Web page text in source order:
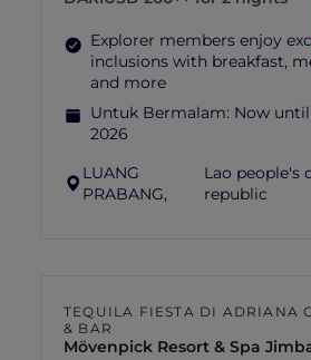
Explorer members enjoy
inclusions with breakfast,
and more
Untuk Bermalam: Now
2026
LUANG
PRABANG,
Lao people's
republic
TEQUILA FIESTA DI ADRIANA
& BAR
Mövenpick Resort & Spa